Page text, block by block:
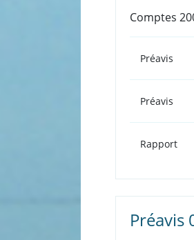
Comptes
Préavis
Préavis
Rapport
Préavis